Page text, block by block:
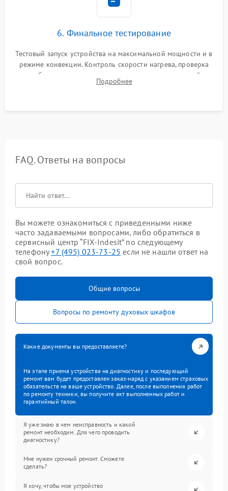
6. Финальное тестирование
Тестовый запуск устройства на максимальной мощности и в
режиме конвекции. Контроль скорости нагрева, проверка
срабатывания термостата при достижении заданной
температуры и тест на отсутствие утечек тока.
Подробнее
FAQ. Ответы на вопросы
Вы можете ознакомиться с приведенными ниже
часто задаваемыми вопросами, либо обратиться в
сервисный центр “FIX-Indesit” по следующему
телефону+7 (495) 023-73-25 если не нашли ответ на
свой вопрос.
Общие вопросы
Вопросы по ремонту духовых шкафов
Какие документы вы предоставляете?
На этапе приема устройства на диагностику и последующий
ремонт вам будет предоставлен заказ-наряд с указанием страховых
обязательств на ваше устройство. Далее, после выполнения работ
по ремонту техники, вы получите акт выполненных работ и
гарантийный талон.
Я уже знаю в чем неисправность и какой
ремонт необходим. Для чего проводить
диагностику?
Мне нужен срочный ремонт. Сможете
сделать?
Я хочу, чтобы мое устройство